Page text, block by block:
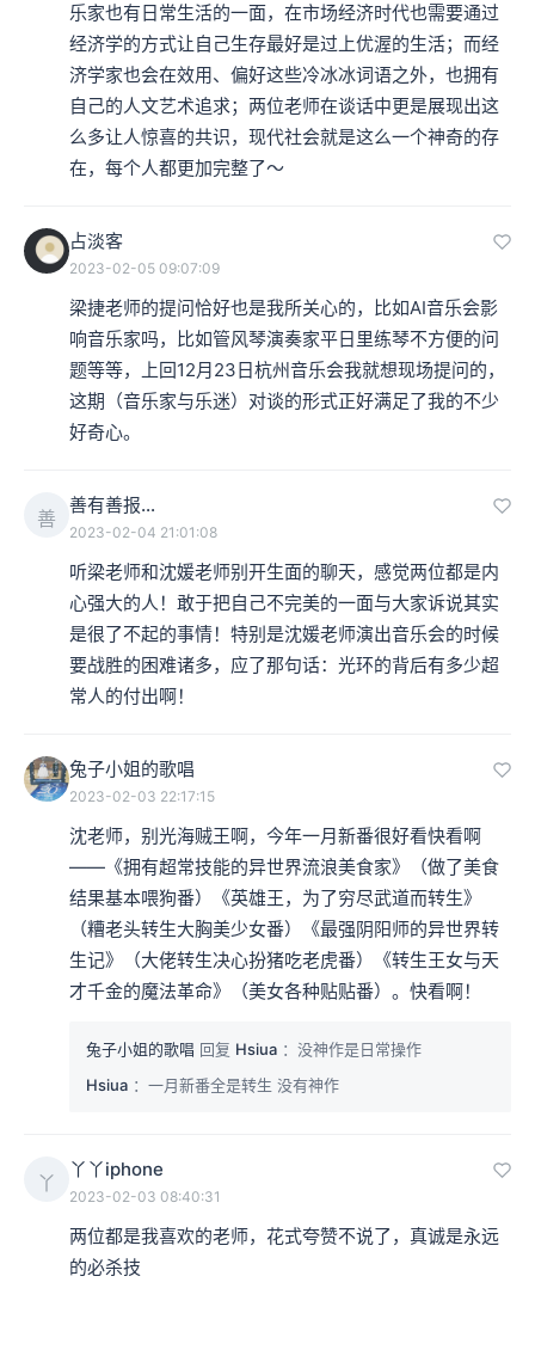
乐家也有日常生活的一面，在市场经济时代也需要通过
经济学的方式让自己生存最好是过上优渥的生活；而经
济学家也会在效用、偏好这些冷冰冰词语之外，也拥有
自己的人文艺术追求；两位老师在谈话中更是展现出这
么多让人惊喜的共识，现代社会就是这么一个神奇的存
在，每个人都更加完整了～
占淡客
2023-02-05 09:07:09
梁捷老师的提问恰好也是我所关心的，比如AI音乐会影
响音乐家吗，比如管风琴演奏家平日里练琴不方便的问
题等等，上回12月23日杭州音乐会我就想现场提问的，
这期（音乐家与乐迷）对谈的形式正好满足了我的不少
好奇心。
善
善有善报…
2023-02-04 21:01:08
听梁老师和沈媛老师别开生面的聊天，感觉两位都是内
心强大的人！敢于把自己不完美的一面与大家诉说其实
是很了不起的事情！特别是沈媛老师演出音乐会的时候
要战胜的困难诸多，应了那句话：光环的背后有多少超
常人的付出啊！
兔子小姐的歌唱
2023-02-03 22:17:15
沈老师，别光海贼王啊，今年一月新番很好看快看啊
——《拥有超常技能的异世界流浪美食家》（做了美食
结果基本喂狗番）《英雄王，为了穷尽武道而转生》
（糟老头转生大胸美少女番）《最强阴阳师的异世界转
生记》（大佬转生决心扮猪吃老虎番）《转生王女与天
才千金的魔法革命》（美女各种贴贴番）。快看啊！
兔子小姐的歌唱 回复 Hsiua ：没神作是日常操作
Hsiua ：一月新番全是转生 没有神作
丫
丫丫iphone
2023-02-03 08:40:31
两位都是我喜欢的老师，花式夸赞不说了，真诚是永远
的必杀技